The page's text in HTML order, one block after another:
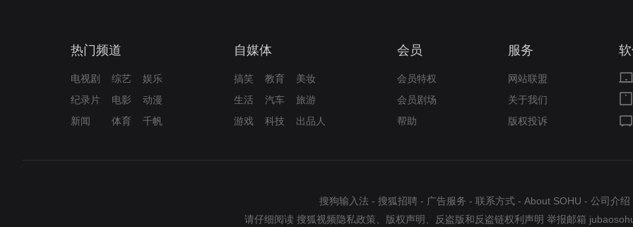
热门频道
电视剧 综艺
娱乐
纪录片
电影
动漫
新闻
体育 千帆
自媒体
搞笑 教育
美妆
生活
汽车
旅游
游戏
科技 出品人
会员
会员特权
会员剧场
帮助
服务
网站联盟
关于我们
版权投诉
搜狗输入法 - 搜狐招聘 - 广告服务 - 联系方式 - About SOHU - 公司介绍
请仔细阅读 搜狐视频隐私政策、 版权声明 、 反盗版和反盗链权利声明 举报邮箱